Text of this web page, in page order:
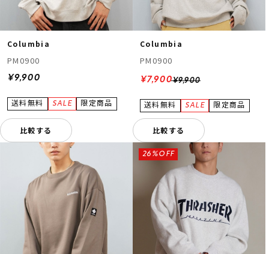
Columbia
PM0900
¥9,900
比較する
Columbia
PM0900
¥9,900
¥7,900
比較する
26%OFF